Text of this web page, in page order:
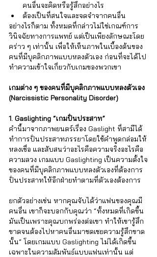
คนอื่นจะคิดหรือรู้สึกอย่างไร
ต้องเป็นที่สนใจและจดจำจากคนอื่น
อย่างไรก็ตาม ทั้งหมดที่กล่าวไม่ใช่เกณฑ์การ
วินิจฉัยทางการแพทย์ แต่เป็นเพียงลักษณะโดย
คร่าว ๆ เท่านั้น เพื่อให้เห็นภาพในเบื้องต้นของ
คนที่มีบุคลิกภาพแบบหลงตัวเอง ก่อนที่จะได้ไป
ทำความเข้าใจเกี่ยวกับเกมของพวกเขา
เกมต่าง ๆ ของคนที่มีบุคลิกภาพแบบหลงตัวเอง
(Narcissistic Personality Disorder)
1. Gaslighting “เกมปั่นประสาท”
คำนี้มาจากภาพยนตร์เรื่อง Gaslight ที่สามีได้
ทำการปั่นประสาทภรรยาโดยใช้คำพูดกล่อมให้
หลงเชื่อ และสับสนว่าอะไรคือความจริงอะไรคือ
ความลวง เกมแบบ Gaslighting เป็นความตั้งใจ
ของคนที่มีบุคลิกภาพแบบหลงตัวเองที่ต้องการ
ปั่นประสาทให้อีกฝ่ายทำตามที่ตัวเองต้องการ
ยกตัวอย่างเช่น หากคุณจับได้ว่าแฟนของคุณมี
คนอื่น เขาก็จะบอกกับคุณว่า “ทั้งหมดที่เกิดขึ้น
มันเป็นเพราะคุณบกพร่องต่อเขา ทำให้เขารู้สึก
ขาดจนต้องไปหาคนอื่นมาชดเชยความรู้สึกขาด
นั้น” โดยเกมแบบ Gaslighting ไม่ได้เกิดขึ้น
เฉพาะในความสัมพันธ์แบบแฟนเท่านั้น แต่